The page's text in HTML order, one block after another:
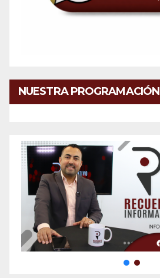
NUESTRA PROGRAMACIÓN